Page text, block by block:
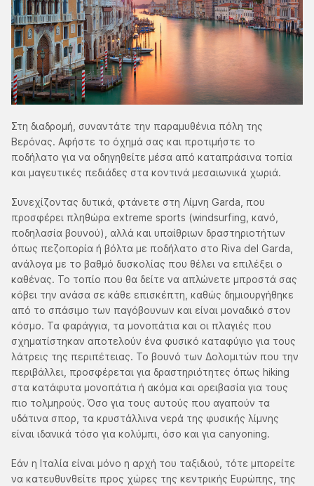
Στη διαδρομή, συναντάτε την παραμυθένια πόλη της
Βερόνας. Αφήστε το όχημά σας και προτιμήστε το
ποδήλατο για να οδηγηθείτε μέσα από καταπράσινα τοπία
και μαγευτικές πεδιάδες στα κοντινά μεσαιωνικά χωριά.
Συνεχίζοντας δυτικά, φτάνετε στη Λίμνη Garda, που
προσφέρει πληθώρα extreme sports (windsurfing, κανό,
ποδηλασία βουνού), αλλά και υπαίθριων δραστηριοτήτων
όπως πεζοπορία ή βόλτα με ποδήλατο στο Riva del Garda,
ανάλογα με το βαθμό δυσκολίας που θέλει να επιλέξει ο
καθένας. Το τοπίο που θα δείτε να απλώνετε μπροστά σας
κόβει την ανάσα σε κάθε επισκέπτη, καθώς δημιουργήθηκε
από το σπάσιμο των παγόβουνων και είναι μοναδικό στον
κόσμο. Τα φαράγγια, τα μονοπάτια και οι πλαγιές που
σχηματίστηκαν αποτελούν ένα φυσικό καταφύγιο για τους
λάτρεις της περιπέτειας. Το βουνό των Δολομιτών που την
περιβάλλει, προσφέρεται για δραστηριότητες όπως hiking
στα κατάφυτα μονοπάτια ή ακόμα και ορειβασία για τους
πιο τολμηρούς. Όσο για τους αυτούς που αγαπούν τα
υδάτινα σπορ, τα κρυστάλλινα νερά της φυσικής λίμνης
είναι ιδανικά τόσο για κολύμπι, όσο και για canyoning.
Εάν η Ιταλία είναι μόνο η αρχή του ταξιδιού, τότε μπορείτε
να κατευθυνθείτε προς χώρες της κεντρικής Ευρώπης, της